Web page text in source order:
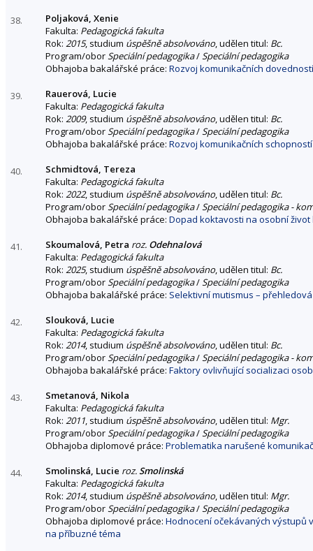
38.
Poljaková, Xenie
Fakulta: Pedagogická fakulta
Rok: 2015, studium úspěšně absolvováno, udělen titul: Bc.
Program/oborSpeciální pedagogika/Speciální pedagogika
Obhajoba bakalářské práce: Rozvoj komunikačních
39.
Rauerová, Lucie
Fakulta: Pedagogická fakulta
Rok: 2009, studium úspěšně absolvováno, udělen titul: Bc.
Program/oborSpeciální pedagogika/Speciální pedagogika
Obhajoba bakalářské práce: Rozvoj komunikačních
40.
Schmidtová, Tereza
Fakulta: Pedagogická fakulta
Rok: 2022, studium úspěšně absolvováno, udělen titul: Bc.
Program/oborSpeciální pedagogika/Speciální pedagogika -
Obhajoba bakalářské práce: Dopad koktavosti na osobní
41. Skoumalová, Petra roz. Odehnalová
Fakulta: Pedagogická fakulta
Rok: 2025, studium úspěšně absolvováno, udělen titul: Bc.
Program/oborSpeciální pedagogika/Speciální pedagogika
Obhajoba bakalářské práce: Selektivní mutismus –
42.
Slouková, Lucie
Fakulta: Pedagogická fakulta
Rok: 2014, studium úspěšně absolvováno, udělen titul: Bc.
Program/oborSpeciální pedagogika/Speciální pedagogika -
Obhajoba bakalářské práce: Faktory ovlivňující socializaci
43.
Smetanová, Nikola
Fakulta: Pedagogická fakulta
Rok: 2011, studium úspěšně absolvováno, udělen titul: Mgr.
Program/oborSpeciální pedagogika/Speciální pedagogika
Obhajoba diplomové práce: Problematika narušené
44. Smolinská, Lucie roz.Smolinská
Fakulta: Pedagogická fakulta
Rok: 2014, studium úspěšně absolvováno, udělen titul: Mgr.
Program/oborSpeciální pedagogika/Speciální pedagogika
Obhajoba diplomové práce: Hodnocení očekávaných výstupů
na příbuzné téma